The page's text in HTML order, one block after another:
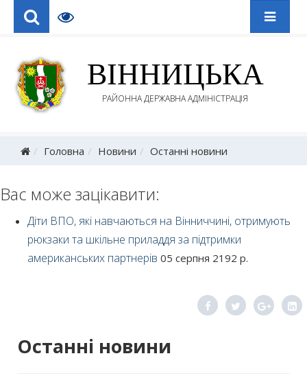
ВІННИЦЬКА
РАЙОННА ДЕРЖАВНА АДМІНІСТРАЦІЯ
Головна Новини Останні новини
Останні новини
Вас може зацікавити:
Діти ВПО, які навчаються на Вінниччині, отримують
рюкзаки та шкільне приладдя за підтримки
американських партнерів 05 серпня 2192 р.